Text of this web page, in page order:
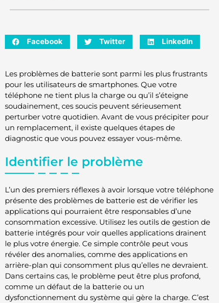
Facebook Twitter LinkedIn
Les problèmes de batterie sont parmi les plus frustrants
pour les utilisateurs de smartphones. Que votre
téléphone ne tient plus la charge ou qu’il s’éteigne
soudainement, ces soucis peuvent sérieusement
perturber votre quotidien. Avant de vous précipiter pour
un remplacement, il existe quelques étapes de
diagnostic que vous pouvez essayer vous-même.
Identifier le problème
L’un des premiers réflexes à avoir lorsque votre téléphone
présente des problèmes de batterie est de vérifier les
applications qui pourraient être responsables d’une
consommation excessive. Utilisez les outils de gestion de
batterie intégrés pour voir quelles applications drainent
le plus votre énergie. Ce simple contrôle peut vous
révéler des anomalies, comme des applications en
arrière-plan qui consomment plus qu’elles ne devraient.
Dans certains cas, le problème peut être plus profond,
comme un défaut de la batterie ou un
dysfonctionnement du système qui gère la charge. C’est